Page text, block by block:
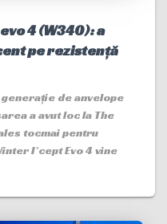
4 (W340): a
pe rezistență
de anvelope
a avut loc la The
tocmai pentru
I*cept Evo 4 vine